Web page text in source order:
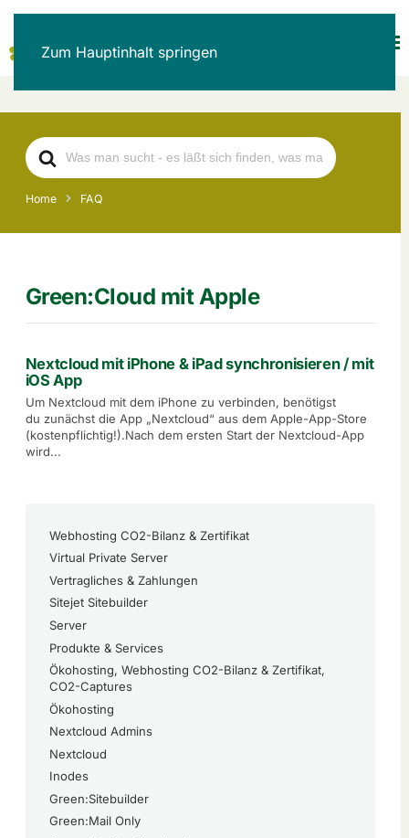
Zum Hauptinhalt springen
Search
For
Home FAQ
Green:Cloud mit Apple
Nextcloud mit iPhone & iPad synchronisieren / mit
iOS App
Um Nextcloud mit dem iPhone zu verbinden, benötigst
du zunächst die App „Nextcloud“ aus dem Apple-App-Store
(kostenpflichtig!).Nach dem ersten Start der Nextcloud-App
wird...
Webhosting CO2-Bilanz & Zertifikat
Virtual Private Server
Vertragliches & Zahlungen
Sitejet Sitebuilder
Server
Produkte & Services
Ökohosting, Webhosting CO2-Bilanz & Zertifikat,
CO2-Captures
Ökohosting
Nextcloud Admins
Nextcloud
Inodes
Green:Sitebuilder
Green:Mail Only